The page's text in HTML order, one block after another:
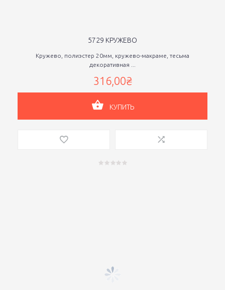
5729 КРУЖЕВО
Кружево, полиэстер 20мм, кружево-макраме, тесьма
декоративная ...
316,00₴
КУПИТЬ